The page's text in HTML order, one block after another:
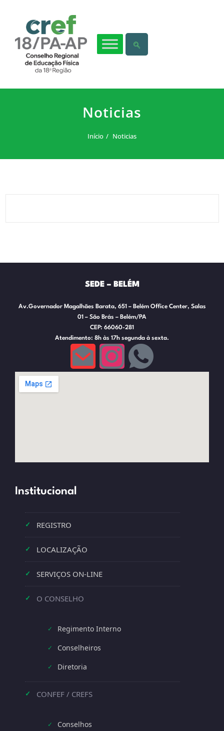
Noticias
Início Noticias
SEDE – BELÉM
Av.Governador Magalhães Barata, 651 – Belém Office Center, Salas
01 – São Brás – Belém/PA
CEP: 66060-281
Atendimento: 8h às 17h segunda à sexta.
Institucional
✓ REGISTRO
✓ LOCALIZAÇÃO
✓ SERVIÇOS ON-LINE
✓ O CONSELHO
✓ Regimento Interno
✓ Conselheiros
✓ Diretoria
✓ CONFEF / CREFS
✓ Conselhos